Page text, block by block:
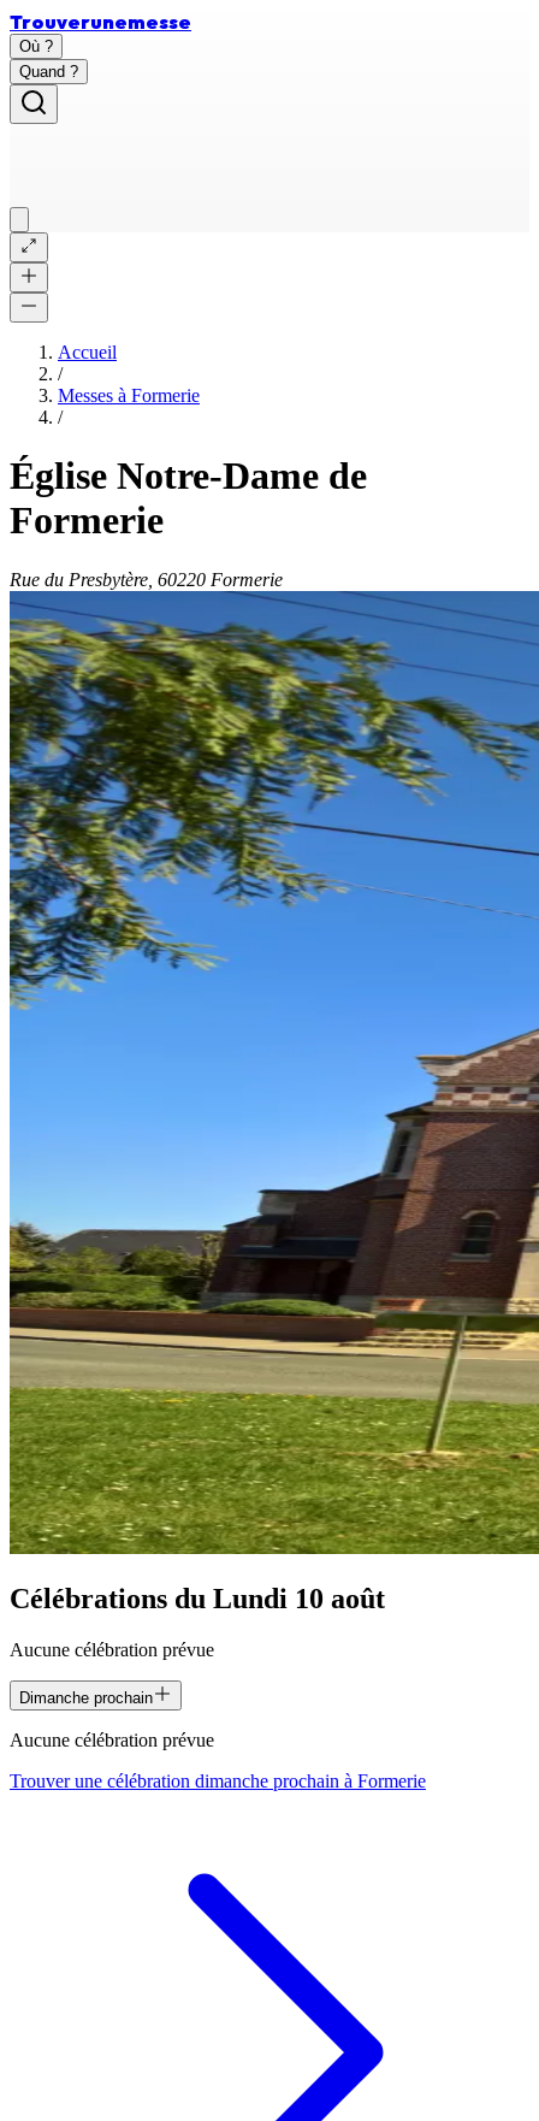
Trouverunemesse
Où ?
Quand ?
Accueil
/
Messes à Formerie
/
Église Notre-Dame de
Formerie
Rue du Presbytère, 60220 Formerie
Célébrations du Lundi 10 août
Aucune célébration prévue
Dimanche prochain
Aucune célébration prévue
Trouver une célébration dimanche prochain à Formerie